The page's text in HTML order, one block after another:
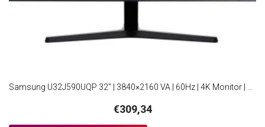
€309,34